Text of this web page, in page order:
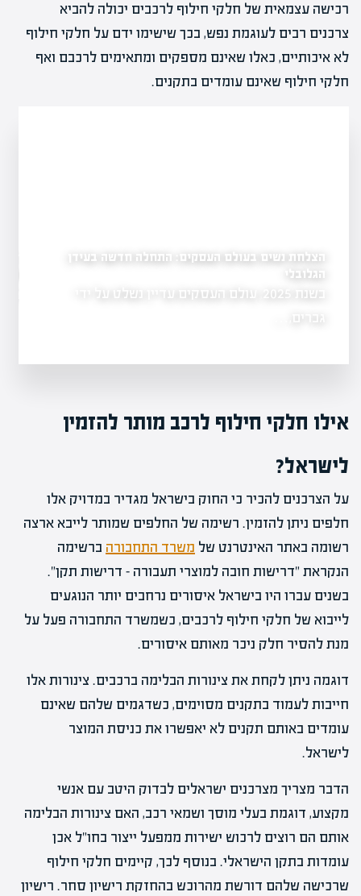
רכישה עצמאית של חלקי חילוף לרכבים יכולה להביא
צרכנים רבים לעוגמת נפש, בכך שישימו ידם על חלקי חילוף
לא איכותיים, כאלו שאינם מספקים ומתאימים לרכבם ואף
חלקי חילוף שאינם עומדים בתקנים.
המבוקשים בהערכת
ממשיך
הצלחת נשים בעולם העסקים: התחלה חדשה בעידן
הגלובלי
בשנת 2025, עולם העסקים עדיין נשלט על ידי
גברים,…
קורס עוזרת אישית
אילו חלקי חילוף לרכב מותר להזמין
לישראל?
על הצרכנים להכיר כי החוק בישראל מגדיר במדויק אלו
חלפים ניתן להזמין. רשימה של החלפים שמותר לייבא ארצה
רשומה באתר האינטרנט של משרד התחבורה ברשימה
הנקראת "דרישות חובה למוצרי תעבורה – דרישות תקן".
בשנים עברו היו בישראל איסורים נרחבים יותר הנוגעים
לייבוא של חלקי חילוף לרכבים, כשמשרד התחבורה פעל על
מנת להסיר חלק ניכר מאותם איסורים.
דוגמה ניתן לקחת את צינורות הבלימה ברכבים. צינורות אלו
חייבות לעמוד בתקנים מסוימים, כשדגמים שלהם שאינם
עומדים באותם תקנים לא יאפשרו את כניסת המוצר
לישראל.
הדבר מצריך מצרכנים ישראלים לבדוק היטב עם אנשי
מקצוע, דוגמת בעלי מוסך ושמאי רכב, האם צינורות הבלימה
אותם הם רוצים לרכוש ישירות ממפעל ייצור בחו"ל אכן
עומדות בתקן הישראלי. בנוסף לכך, קיימים חלקי חילוף
שרכישה שלהם דורשת מהרוכש בהחזקת רישיון סחר. רישיון